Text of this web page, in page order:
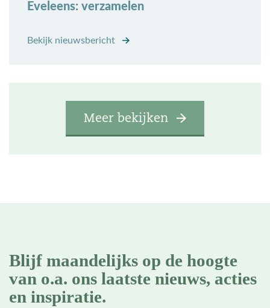
Eveleens: verzamelen
Bekijk nieuwsbericht
Meer bekijken
Blijf maandelijks op de hoogte
van o.a. ons laatste nieuws, acties
en inspiratie.